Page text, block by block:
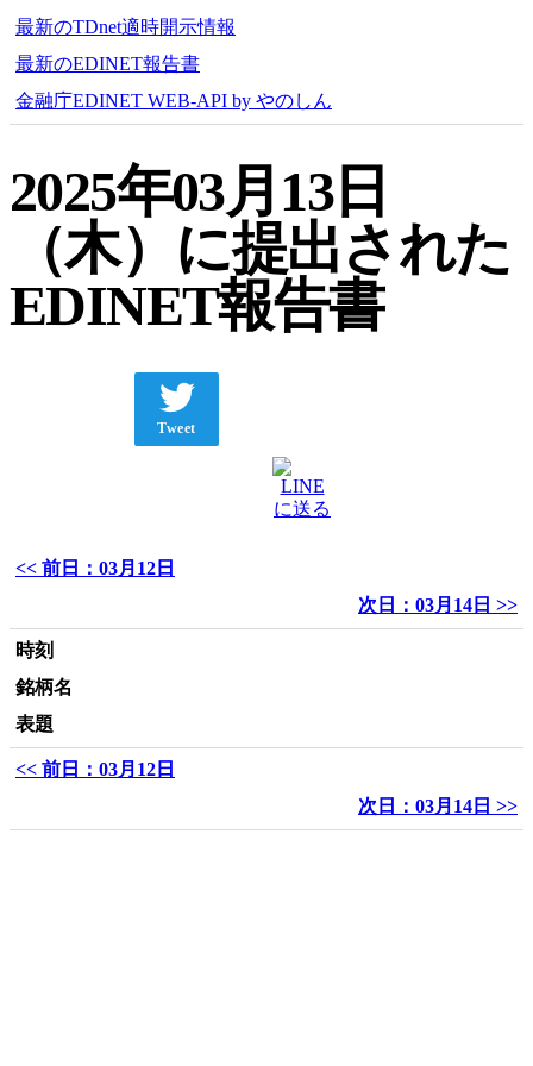
最新のTDnet適時開示情報
最新のEDINET報告書
金融庁EDINET WEB-API by やのしん
2025年03月13日
（木）に提出された
EDINET報告書
Tweet
<< 前日：03月12日
次日：03月14日 >>
時刻
銘柄名
表題
<< 前日：03月12日
次日：03月14日 >>